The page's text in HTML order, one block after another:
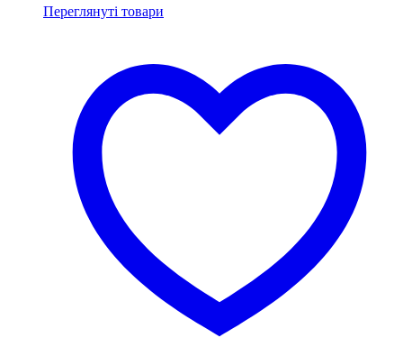
Переглянуті товари